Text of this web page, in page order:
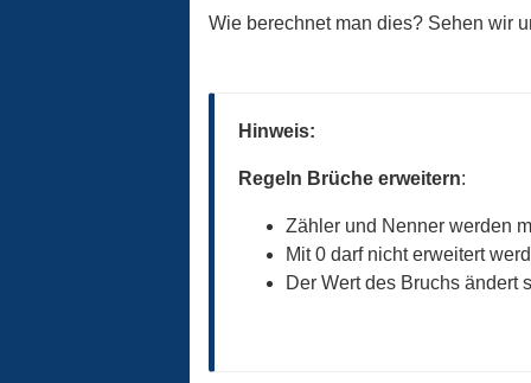
Wie berechnet man dies? Sehen wir
Hinweis:
Regeln Brüche erweitern:
Zähler und Nenner werden
Mit 0 darf nicht erweitert
Der Wert des Bruchs ändert